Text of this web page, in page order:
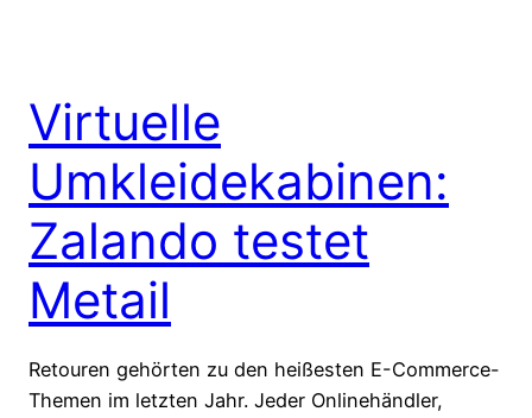
Virtuelle
Umkleidekabinen:
Zalando testet
Metail
Retouren gehörten zu den heißesten E-Commerce-
Themen im letzten Jahr. Jeder Onlinehändler,